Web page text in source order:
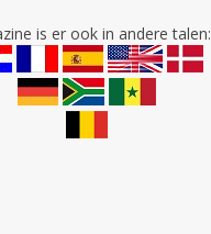
is er ook in andere talen: